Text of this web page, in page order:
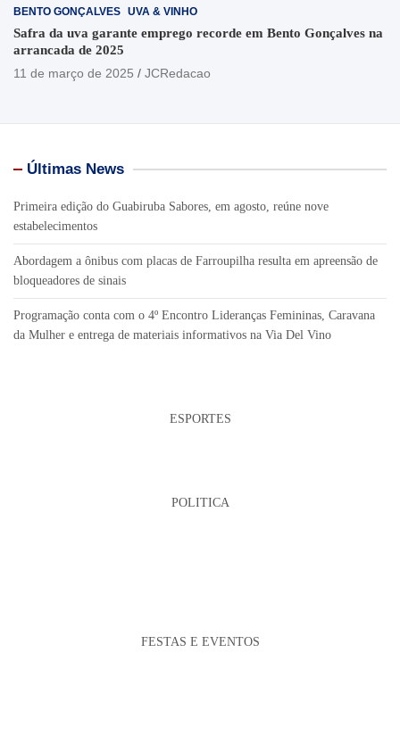
BENTO GONÇALVES UVA & VINHO
Safra da uva garante emprego recorde em Bento Gonçalves na
arrancada de 2025
11 de março de 2025
JCRedacao
Últimas News
Primeira edição do Guabiruba Sabores, em agosto, reúne nove
estabelecimentos
Abordagem a ônibus com placas de Farroupilha resulta em apreensão de
bloqueadores de sinais
Programação conta com o 4º Encontro Lideranças Femininas, Caravana
da Mulher e entrega de materiais informativos na Via Del Vino
ESPORTES
POLITICA
FESTAS E EVENTOS